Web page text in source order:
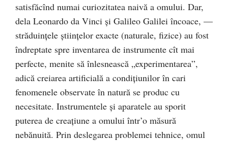
satisfăcînd numai curiozitatea naivă a omului. Dar,
dela Leonardo da Vinci şi Galileo Galilei încoace, —
străduinţele ştiinţelor exacte (naturale, fizice) au fost
îndreptate spre inventarea de instrumente cît mai
perfecte, menite să înlesnească „experimentarea”,
adică creiarea artificială a condiţiunilor în cari
fenomenele observate în natură se produc cu
necesitate. Instrumentele şi aparatele au sporit
puterea de creaţiune a omului într’o măsură
nebănuită. Prin deslegarea problemei tehnice, omul